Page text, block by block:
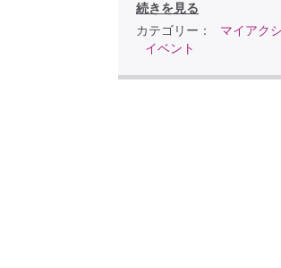
続きを見る
カテゴリー：
マイアク
イベント